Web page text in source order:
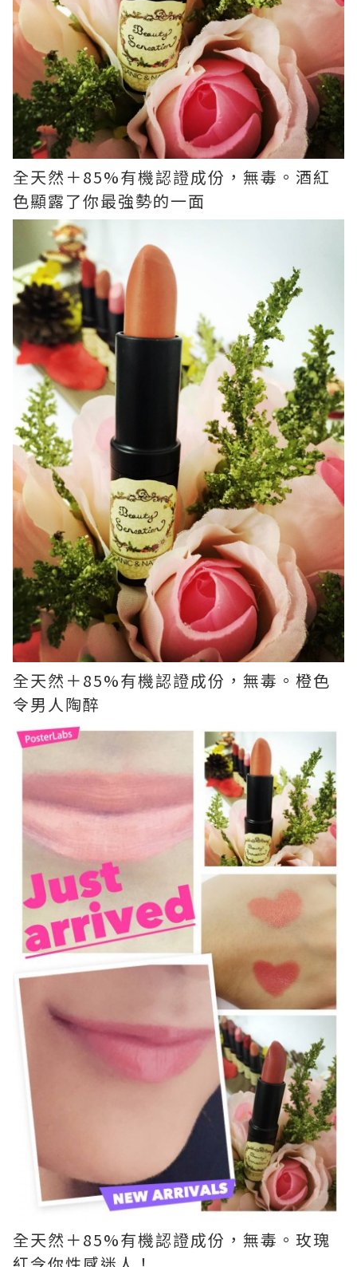
全天然＋85%有機認證成份，無毒。酒紅
色顯露了你最強勢的一面
全天然＋85%有機認證成份，無毒。橙色
令男人陶醉
全天然＋85%有機認證成份，無毒。玫瑰